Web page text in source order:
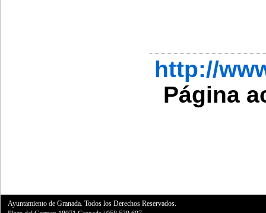
http://
Página
Ayuntamiento de Granada. Todos los Derechos Reservados.